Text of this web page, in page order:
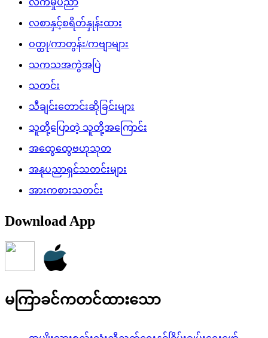
လစာနှင့်စရိတ်နှုန်းထား
ဝတ္ထု/ကာတွန်း/ကဗျာများ
သကသအကွဲအပြဲ
သတင်း
သီချင်းတောင်းဆိုခြင်းများ
သူတို့ပြောတဲ့ သူတို့အကြောင်း
အထွေထွေဗဟုသုတ
အနုပညာရှင်သတင်းများ
အားကစားသတင်း
Download App
မကြာခင်ကတင်ထားသော